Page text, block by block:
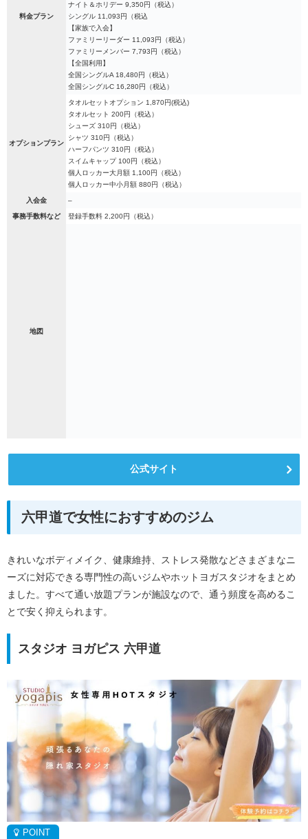
料金プラン
ナイト＆ホリデー 9,350円（税込）
シングル 11,093円（税込
【家族で入会】
ファミリーリーダー 11,093円（税込）
ファミリーメンバー 7,793円（税込）
【全国利用】
全国シングルA 18,480円（税込）
全国シングルC 16,280円（税込）
オプションプラン
タオルセットオプション 1,870円(税込)
タオルセット 200円（税込）
シューズ 310円（税込）
シャツ 310円（税込）
ハーフパンツ 310円（税込）
スイムキャップ 100円（税込）
個人ロッカー大月額 1,100円（税込）
個人ロッカー中小月額 880円（税込）
入会金 –
事務手数料など 登録手数料 2,200円（税込）
地図
公式サイト
六甲道で女性におすすめのジム
きれいなボディメイク、健康維持、ストレス発散などさまざまなニ
ーズに対応できる専門性の高いジムやホットヨガスタジオをまとめ
ました。すべて通い放題プランが施設なので、通う頻度を高めるこ
とで安く抑えられます。
スタジオ ヨガピス 六甲道